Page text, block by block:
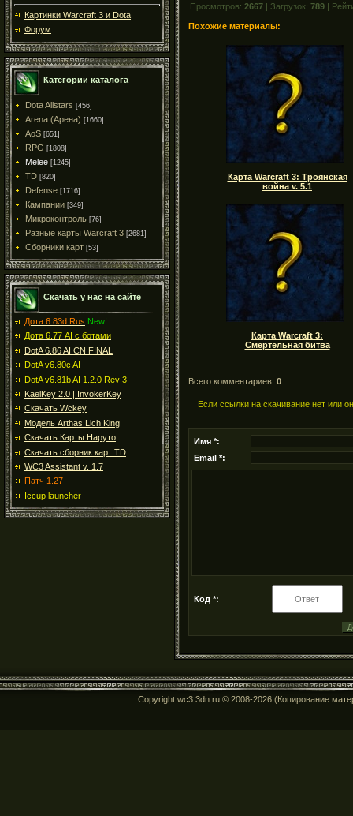
Картинки Warcraft 3 и Dota
Форум
Категории каталога
Dota Allstars [456]
Arena (Арена) [1660]
AoS [651]
RPG [1808]
Melee [1245]
TD [820]
Defense [1716]
Кампании [349]
Микроконтроль [76]
Разные карты Warcraft 3 [2681]
Сборники карт [53]
Скачать у нас на сайте
Дота 6.83d Rus New!
Дота 6.77 AI с ботами
DotA 6.86 AI CN FINAL
DotA v6.80c AI
DotA v6.81b AI 1.2.0 Rev 3
KaelKey 2.0 | InvokerKey
Скачать Wckey
Модель Arthas Lich King
Скачать Карты Наруто
Скачать сборник карт TD
WC3 Assistant v. 1.7
Патч 1.27
Iccup launcher
Просмотров: 2667 | Загрузок: 789 |
Похожие материалы:
Карта Warcraft 3: Троянская
война v. 5.1
Карта Warcraft 3:
Смертельная битва
Всего комментариев: 0
Если ссылки на скачивание нет или
Имя *:
Email *:
Код *:
Copyright wc3.3dn.ru © 2008-2026 (Копирование